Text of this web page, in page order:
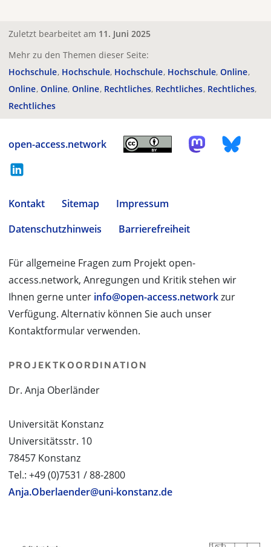
Zuletzt bearbeitet am 11. Juni 2025
Mehr zu den Themen dieser Seite:
Hochschule Hochschule Hochschule Hochschule Online
Online Online Online Rechtliches Rechtliches Rechtliches
Rechtliches
open-access.network
Kontakt Sitemap
Impressum
Datenschutzhinweis
Barrierefreiheit
Für allgemeine Fragen zum Projekt open-
access.network, Anregungen und Kritik stehen wir
Ihnen gerne unter info@open-access.networkzur
Verfügung. Alternativ können Sie auch unser
Kontaktformular verwenden.
PROJEKTKOORDINATION
Dr. Anja Oberländer
Universität Konstanz
Universitätsstr. 10
78457 Konstanz
Tel.: +49 (0)7531 / 88-2800
Anja.Oberlaender@uni-konstanz.de